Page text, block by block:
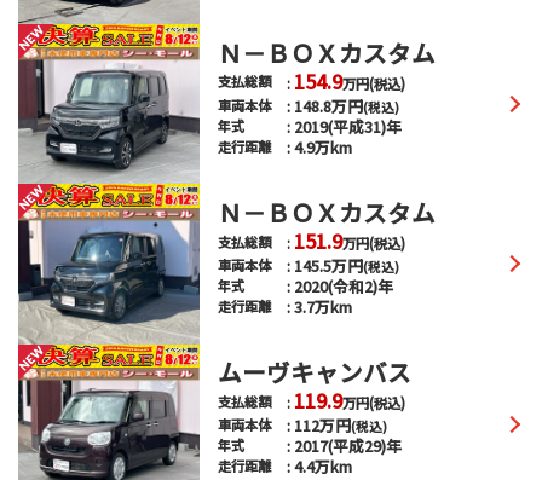
Ｎ－ＢＯＸカスタム
支払総額 154.9万円(税込)
車両本体
148.8万円(税込)
年式 2019(平成31)年
走行距離 4.9万km
Ｎ－ＢＯＸカスタム
支払総額 151.9万円(税込)
車両本体
145.5万円(税込)
年式 2020(令和2)年
走行距離 3.7万km
ムーヴキャンバス
支払総額 119.9万円(税込)
車両本体
112万円(税込)
年式 2017(平成29)年
走行距離 4.4万km